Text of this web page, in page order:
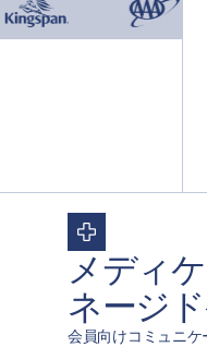
メディ
ネージ
会員向けコミュニ